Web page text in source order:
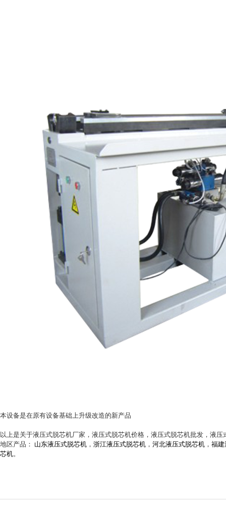
本设备是在原有设备基础上升级改造的新产品
以上是关于液压式脱芯机厂家，液压式脱芯机价格，液压式脱芯机批发，液
地区产品： 山东液压式脱芯机 ， 浙江液压式脱芯机 ， 河北液压式脱芯机 ， 福
芯机。